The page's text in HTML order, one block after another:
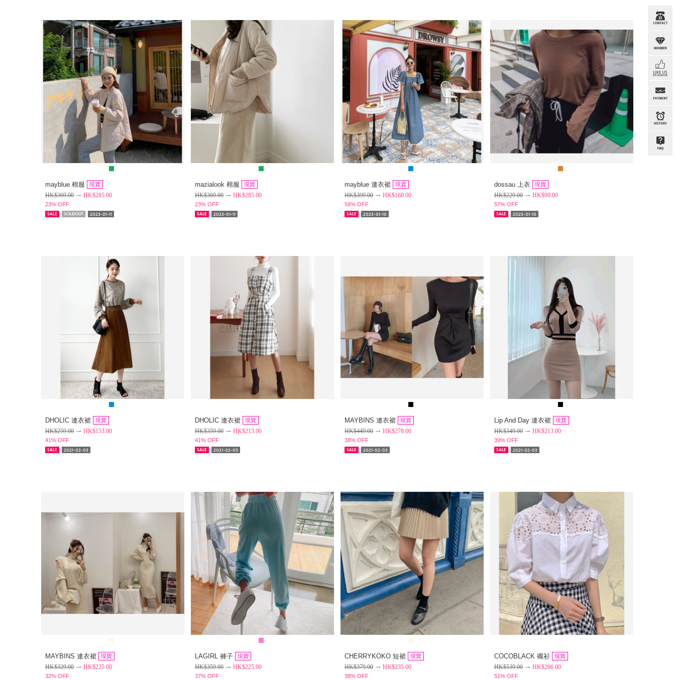
mayblue 棉服 現貨
HK$369.00 HK$285.00
23% OFF
SALE SOLDOUT 2023-01-11
mazialook 棉服 現貨
HK$369.00 HK$285.00
23% OFF
SALE 2023-01-11
mayblue 連衣裙 現貨
HK$399.00 HK$168.00
58% OFF
SALE 2023-01-10
dossau 上衣 現貨
HK$229.00 HK$99.00
57% OFF
SALE 2023-01-10
DHOLIC 連衣裙 現貨
HK$259.00 HK$153.00
41% OFF
SALE 2021-02-03
DHOLIC 連衣裙 現貨
HK$359.00 HK$213.00
41% OFF
SALE 2021-02-03
MAYBINS 連衣裙 現貨
HK$449.00 HK$278.00
38% OFF
SALE 2021-02-03
Lip And Day 連衣裙 現貨
HK$349.00 HK$213.00
39% OFF
SALE 2021-02-03
MAYBINS 連衣裙 現貨
HK$329.00 HK$225.00
32% OFF
LAGIRL 褲子 現貨
HK$359.00 HK$225.00
37% OFF
CHERRYKOKO 短裙 現貨
HK$379.00 HK$235.00
38% OFF
COCOBLACK 襯衫 現貨
HK$539.00 HK$266.00
51% OFF